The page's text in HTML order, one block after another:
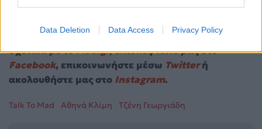
Data Deletion Data Access Privacy Policy
να πολύ να κάνω collab με την Θεοπούλα»
Για σχόλια, μηνύματα ή φωτογραφικό υλικό
σχετικά με τοMad.gr, επισκεφτείτε μας στο
Facebook, επικοινωνήστε μέσω Twitterή
ακολουθήστε μας στο Instagram.
Talk To Mad Αθηνά Κλίμη Τζένη Γεωργιάδη